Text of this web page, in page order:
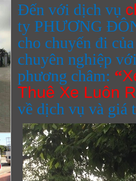
Đến với dịch vụ
ty PHƯƠNG
cho chuyến đi
chuyên nghiệp
phương châm: “
Thuê Xe Luôn
về dịch vụ và giá